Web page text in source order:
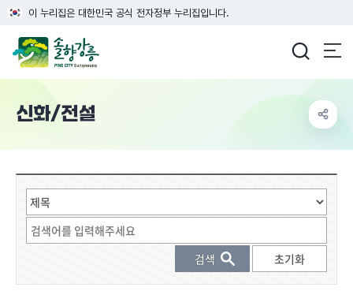
이 누리집은 대한민국 공식 전자정부 누리집입니다.
신화/전설